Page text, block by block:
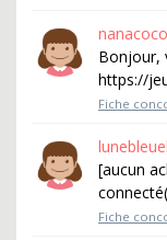
nanacoco
Bonjour,
https://
Fiche
[aucun
Fiche